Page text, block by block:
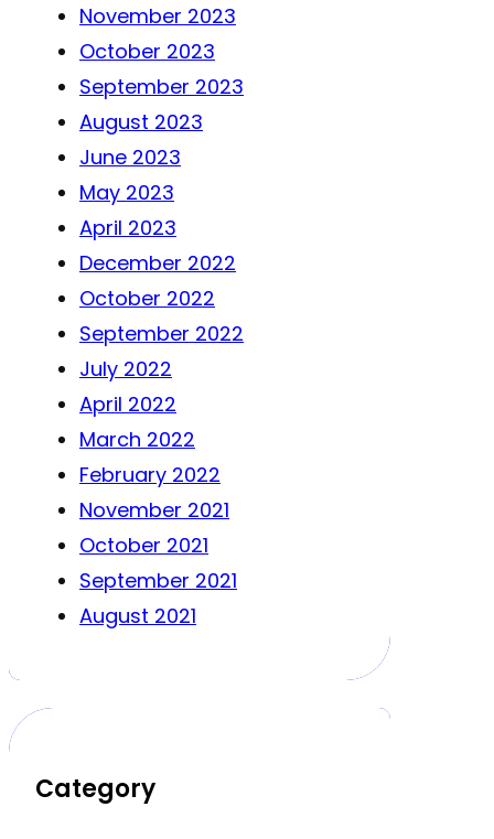
November 2023
October 2023
September 2023
August 2023
June 2023
May 2023
April 2023
December 2022
October 2022
September 2022
July 2022
April 2022
March 2022
February 2022
November 2021
October 2021
September 2021
August 2021
Category